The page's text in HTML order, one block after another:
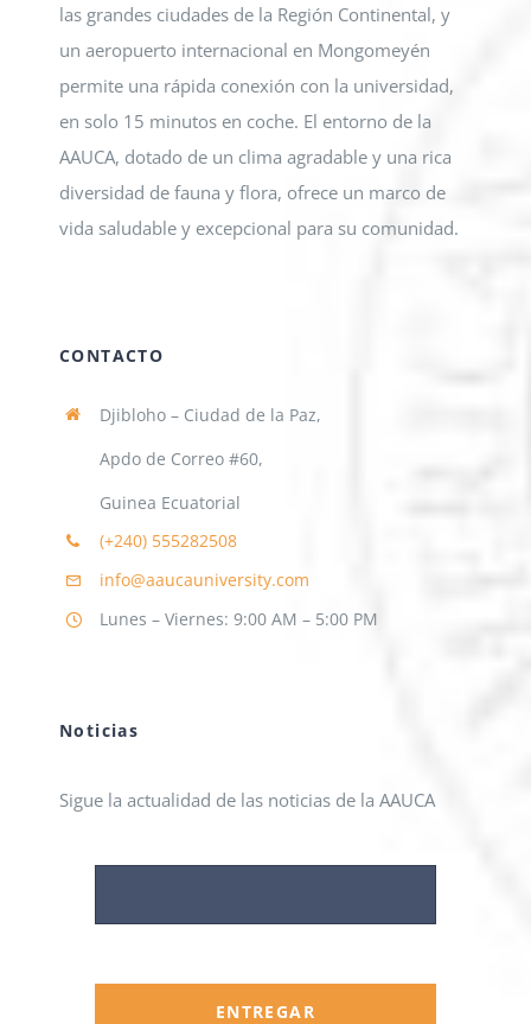
las grandes ciudades de la Región Continental, y
un aeropuerto internacional en Mongomeyén
permite una rápida conexión con la universidad,
en solo 15 minutos en coche. El entorno de la
AAUCA, dotado de un clima agradable y una rica
diversidad de fauna y flora, ofrece un marco de
vida saludable y excepcional para su comunidad.
CONTACTO
Djibloho – Ciudad de la Paz,
Apdo de Correo #60,
Guinea Ecuatorial
(+240) 555282508
info@aaucauniversity.com
Lunes – Viernes: 9:00 AM – 5:00 PM
Noticias
Sigue la actualidad de las noticias de la AAUCA
ENTREGAR